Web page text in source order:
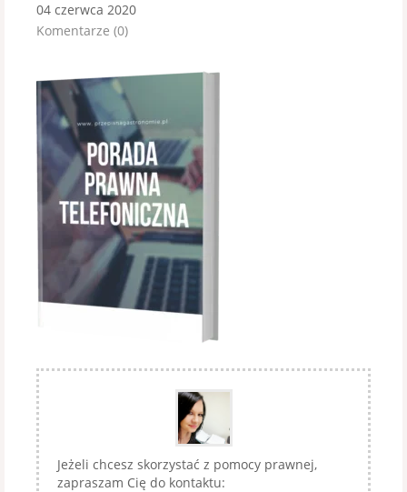
04 czerwca 2020
Komentarze (0)
Jeżeli chcesz skorzystać z pomocy prawnej,
zapraszam Cię do kontaktu: